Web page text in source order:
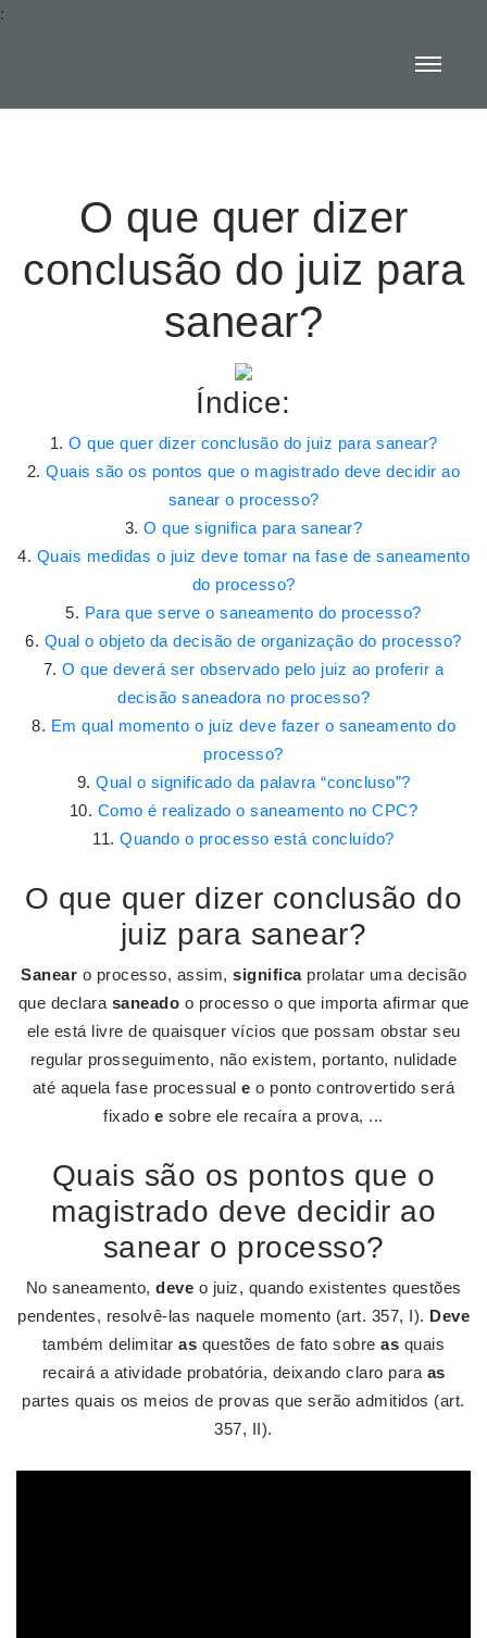
:
O que quer dizer
conclusão do juiz para
sanear?
Índice:
O que quer dizer conclusão do juiz para sanear?
Quais são os pontos que o magistrado deve decidir ao
sanear o processo?
O que significa para sanear?
Quais medidas o juiz deve tomar na fase de saneamento
do processo?
Para que serve o saneamento do processo?
Qual o objeto da decisão de organização do processo?
O que deverá ser observado pelo juiz ao proferir a
decisão saneadora no processo?
Em qual momento o juiz deve fazer o saneamento do
processo?
Qual o significado da palavra “concluso”?
Como é realizado o saneamento no CPC?
Quando o processo está concluído?
O que quer dizer conclusão do
juiz para sanear?
Sanear o processo, assim, significaprolatar uma decisão
que declara saneado o processo o que importa afirmar que
ele está livre de quaisquer vícios que possam obstar seu
regular prosseguimento, não existem, portanto, nulidade
até aquela fase processuale o ponto controvertido será
fixado e sobre ele recaíra a prova, ...
Quais são os pontos que o
magistrado deve decidir ao
sanear o processo?
No saneamento, deve o juiz, quando existentes questões
pendentes, resolvê-las naquele momento (art. 357, I). Deve
também delimitaras questões de fato sobreas quais
recairá a atividade probatória, deixando claro para as
partes quais os meios de provas que serão admitidos (art.
357, II).